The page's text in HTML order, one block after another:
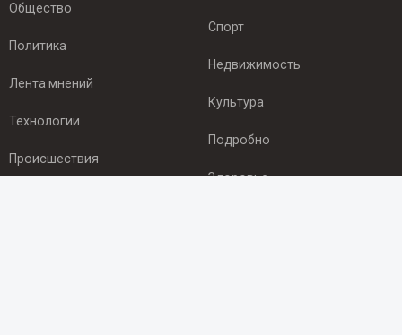
Общество
Политика
Лента мнений
Технологии
Происшествия
Спорт
Недвижимость
Культура
Подробно
Здоровье